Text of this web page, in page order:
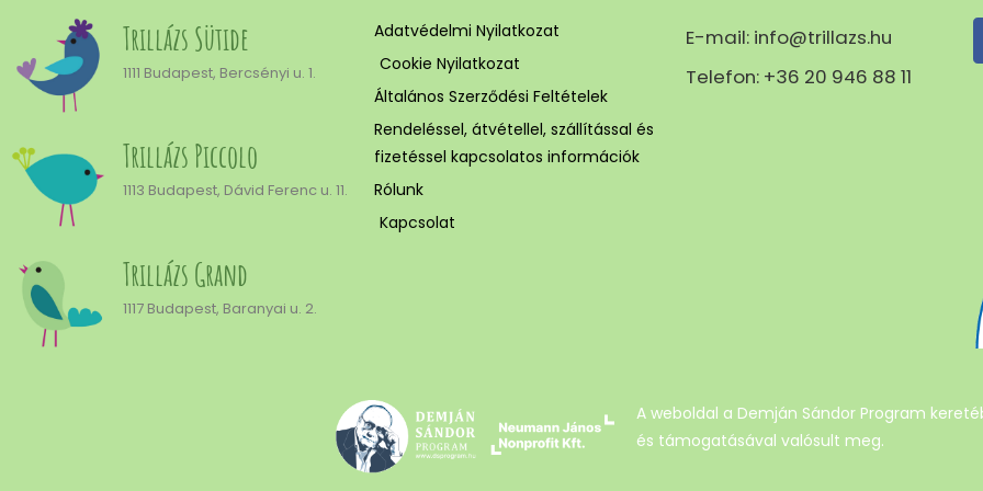
Trillázs Sütide
1111 Budapest, Bercsényi u. 1.
Trillázs Piccolo
1113 Budapest, Dávid Ferenc u. 11.
Trillázs Grand
1117 Budapest, Baranyai u. 2.
Adatvédelmi Nyilatkozat
Cookie Nyilatkozat
Általános Szerződési Feltételek
Rendeléssel, átvétellel, szállítással és
fizetéssel kapcsolatos információk
Rólunk
Kapcsolat
E-mail: info@trillazs.hu
Telefon: +36 20 946 88 11
A weboldal a Demján Sándor Program
és támogatásával valósult meg.